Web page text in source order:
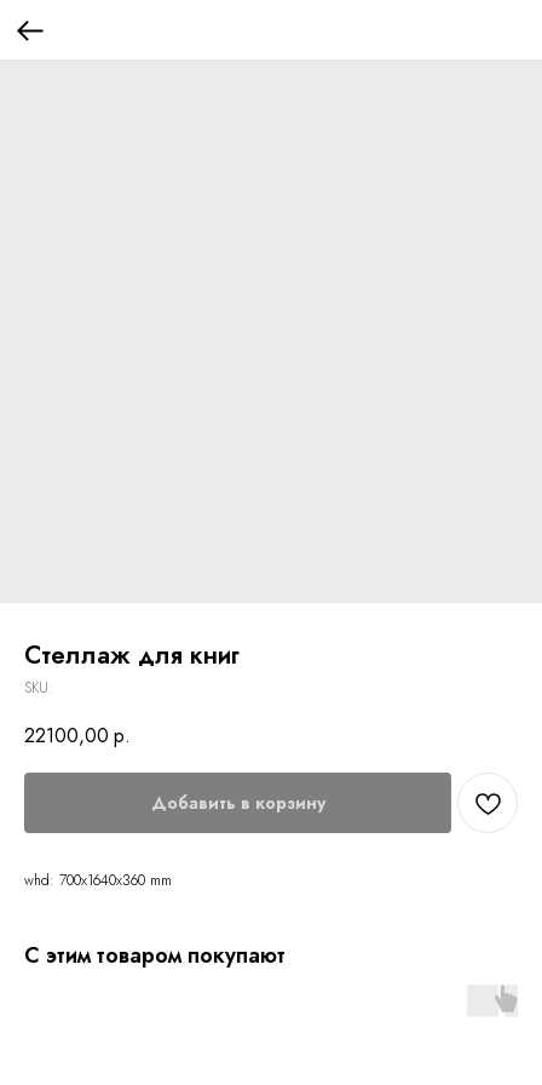
Стеллаж для книг
SKU:
22100,00 р.
Добавить в корзину
whd: 700x1640x360 mm
С этим товаром покупают